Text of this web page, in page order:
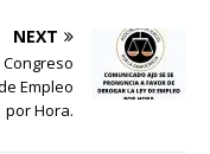
NEXT
Empleo
por Hora.